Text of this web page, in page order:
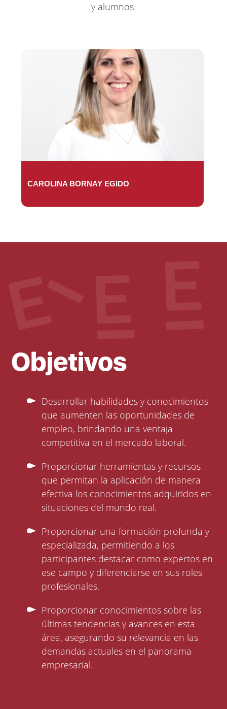
y alumnos.
CAROLINA BORNAY EGIDO
Objetivos
Desarrollar habilidades y conocimientos
que aumenten las oportunidades de
empleo, brindando una ventaja
competitiva en el mercado laboral.
Proporcionar herramientas y recursos
que permitan la aplicación de manera
efectiva los conocimientos adquiridos en
situaciones del mundo real.
Proporcionar una formación profunda y
especializada, permitiendo a los
participantes destacar como expertos en
ese campo y diferenciarse en sus roles
profesionales.
Proporcionar conocimientos sobre las
últimas tendencias y avances en esta
área, asegurando su relevancia en las
demandas actuales en el panorama
empresarial.